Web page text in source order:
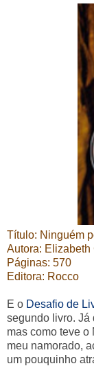
Título: Ninguém
Autora: Elizabeth
Páginas: 570
Editora: Rocco
E o Desafio de
segundo livro. Já
mas como teve
meu namorado,
um pouquinho